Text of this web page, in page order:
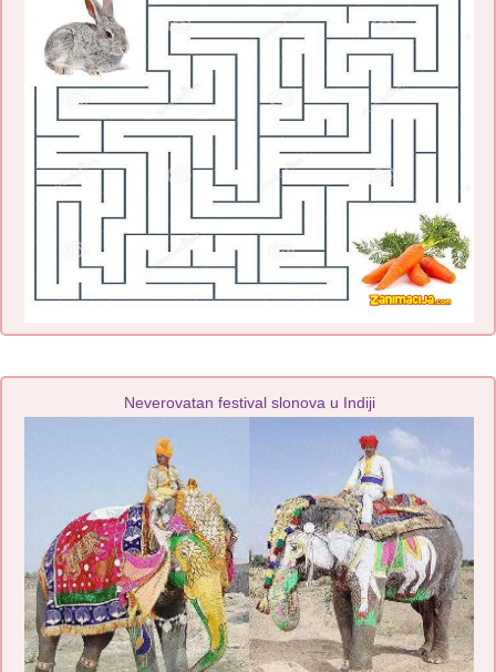
Neverovatan festival slonova u Indiji